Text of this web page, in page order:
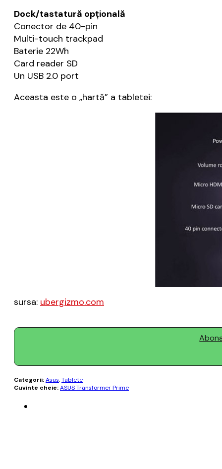
Dock/tastatură opțională
Conector de 40-pin
Multi-touch trackpad
Baterie 22Wh
Card reader SD
Un USB 2.0 port
Aceasta este o „hartă” a tabletei:
sursa: ubergizmo.com
Categorii:Asus,Tablete
Cuvinte cheie:ASUS Transformer Prime